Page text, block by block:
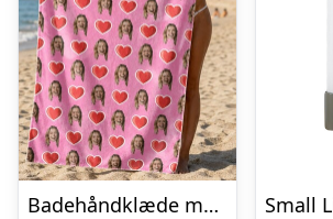
Badehåndklæde med eget foto – Ikoner